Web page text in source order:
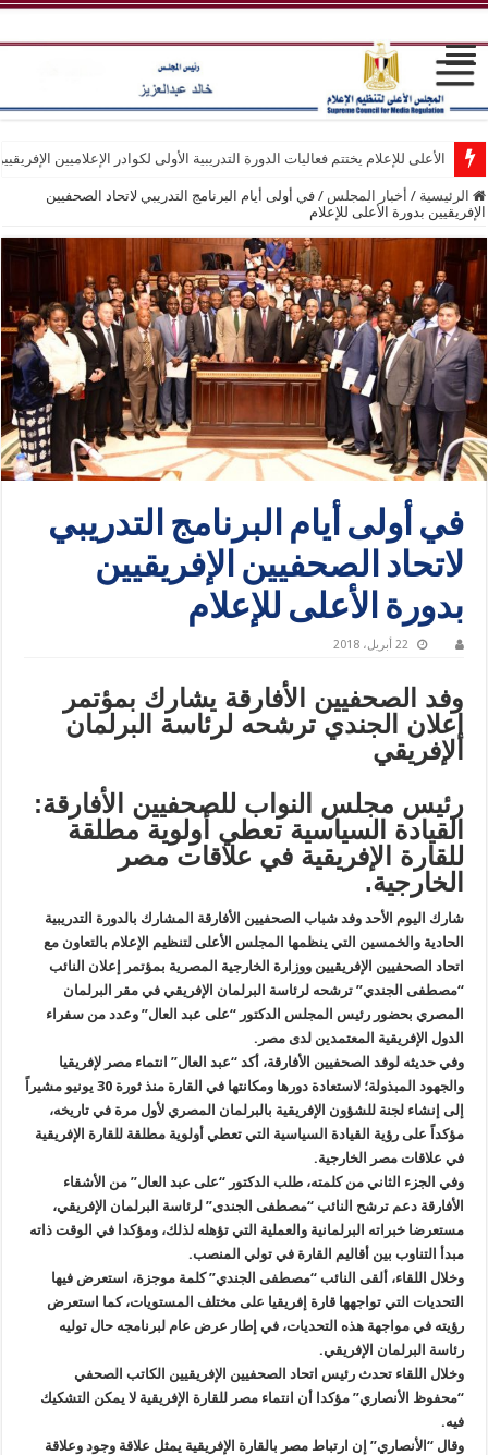
الأعلى للإعلام يختتم فعاليات الدورة التدريبية الأولى لكوادر الإعلاميين
الرئيسية / أخبار المجلس / في أولى أيام البرنامج التدريبي لاتحاد الصحفيين
الإفريقيين بدورة الأعلى للإعلام
في أولى أيام البرنامج التدريبي
لاتحاد الصحفيين الإفريقيين
بدورة الأعلى للإعلام
22 أبريل، 2018
وفد الصحفيين الأفارقة يشارك بمؤتمر
إعلان الجندي ترشحه لرئاسة البرلمان
الإفريقي
رئيس مجلس النواب للصحفيين الأفارقة:
القيادة السياسية تعطي أولوية مطلقة
للقارة الإفريقية في علاقات مصر
الخارجية.
شارك اليوم الأحد وفد شباب الصحفيين الأفارقة المشارك بالدورة التدريبية
الحادية والخمسين التي ينظمها المجلس الأعلى لتنظيم الإعلام بالتعاون مع
اتحاد الصحفيين الإفريقيين ووزارة الخارجية المصرية بمؤتمر إعلان النائب
“مصطفى الجندي” ترشحه لرئاسة البرلمان الإفريقي في مقر البرلمان
المصري بحضور رئيس المجلس الدكتور “على عبد العال” وعدد من سفراء
الدول الإفريقية المعتمدين لدى مصر.
وفي حديثه لوفد الصحفيين الأفارقة، أكد “عبد العال” انتماء مصر لإفريقيا
والجهود المبذولة؛ لاستعادة دورها ومكانتها في القارة منذ ثورة 30 يونيو مشيراً
إلى إنشاء لجنة للشؤون الإفريقية بالبرلمان المصري لأول مرة في تاريخه،
مؤكداً على رؤية القيادة السياسية التي تعطي أولوية مطلقة للقارة الإفريقية
في علاقات مصر الخارجية.
وفي الجزء الثاني من كلمته، طلب الدكتور “على عبد العال” من الأشقاء
الأفارقة دعم ترشح النائب “مصطفى الجندى” لرئاسة البرلمان الإفريقي،
مستعرضا خبراته البرلمانية والعملية التي تؤهله لذلك، ومؤكدا في الوقت ذاته
مبدأ التناوب بين أقاليم القارة في تولي المنصب.
وخلال اللقاء، ألقى النائب “مصطفى الجندي” كلمة موجزة، استعرض فيها
التحديات التي تواجهها قارة إفريقيا على مختلف المستويات، كما استعرض
رؤيته في مواجهة هذه التحديات، في إطار عرض عام لبرنامجه حال توليه
رئاسة البرلمان الإفريقي.
وخلال اللقاء تحدث رئيس اتحاد الصحفيين الإفريقيين الكاتب الصحفي
“محفوظ الأنصاري” مؤكدا أن انتماء مصر للقارة الإفريقية لا يمكن التشكيك
فيه.
وقال “الأنصاري” إن ارتباط مصر بالقارة الإفريقية يمثل علاقة وجود وعلاقة